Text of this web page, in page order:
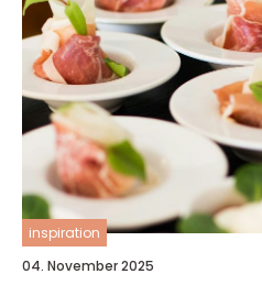
inspiration
04. November 2025